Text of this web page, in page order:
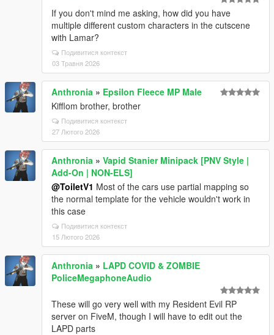
If you don't mind me asking, how did you have
multiple different custom characters in the cutscene
with Lamar?
Подивитися контекст
03 Травня 2026
Anthronia » Epsilon Fleece MP Male
Kifflom brother, brother
Подивитися контекст
27 Лютого 2026
Anthronia » Vapid Stanier Minipack [PNV Style |
Add-On | NON-ELS]
@ToiletV1 Most of the cars use partial mapping so
the normal template for the vehicle wouldn't work in
this case
Подивитися контекст
15 Лютого 2026
Anthronia » LAPD COVID & ZOMBIE
PoliceMegaphoneAudio
These will go very well with my Resident Evil RP
server on FiveM, though I will have to edit out the
LAPD parts